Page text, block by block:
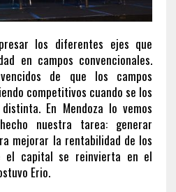
los diferentes ejes que
en campos convencionales.
de que los campos
competitivos cuando se los
En Mendoza lo vemos
nuestra tarea: generar
mejorar la rentabilidad de los
el capital se reinvierta en el
Erio.